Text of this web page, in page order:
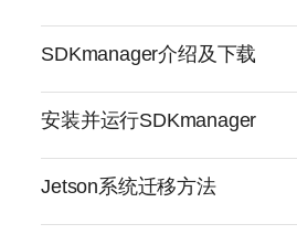
SDKmanager介绍及下载
安装并运行SDKmanager
Jetson系统迁移方法